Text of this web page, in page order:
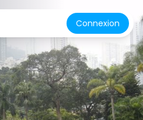
Connexion